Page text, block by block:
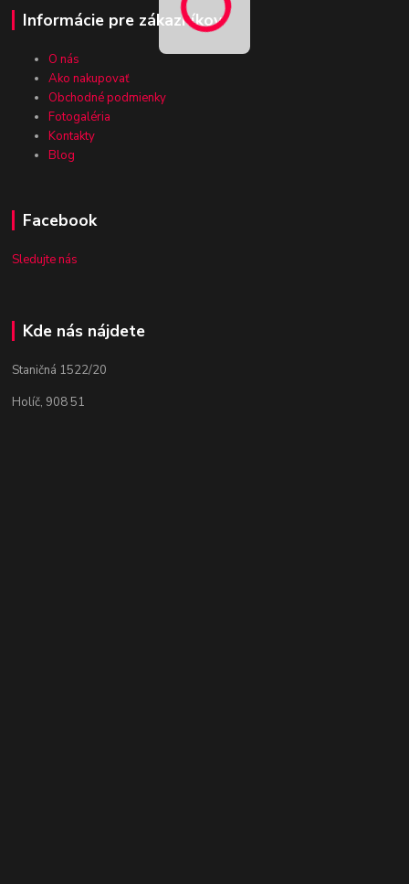
Informácie pre zákazníkov
O nás
Ako nakupovať
Obchodné podmienky
Fotogaléria
Kontakty
Blog
Facebook
Sledujte nás
Kde nás nájdete
Staničná 1522/20
Holíč, 908 51